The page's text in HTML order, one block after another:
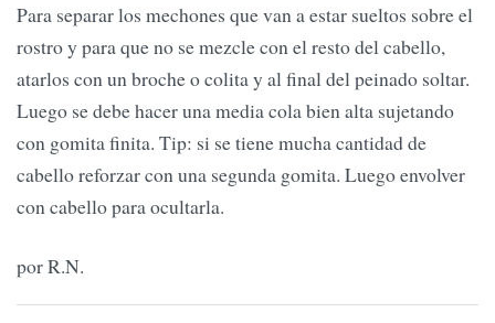
Para separar los mechones que van a estar sueltos sobre el
rostro y para que no se mezcle con el resto del cabello,
atarlos con un broche o colita y al final del peinado soltar.
Luego se debe hacer una media cola bien alta sujetando
con gomita finita. Tip: si se tiene mucha cantidad de
cabello reforzar con una segunda gomita. Luego envolver
con cabello para ocultarla.
por R.N.